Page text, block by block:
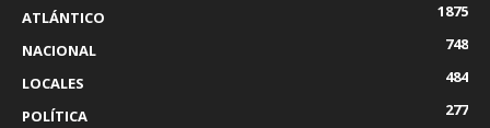
ATLÁNTICO
1875
NACIONAL
748
LOCALES
484
POLÍTICA
277